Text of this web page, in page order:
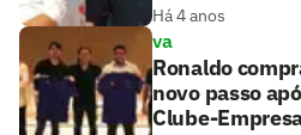
Há 4 anos
va
Ronaldo
novo passo
Clube-